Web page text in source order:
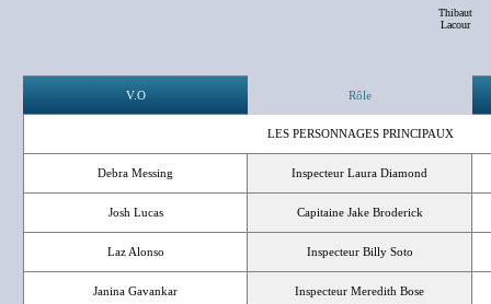
Thibaut
Lacour
V.O Rôle
LES PERSONNAGES PRINCIPAUX
Debra Messing Inspecteur Laura Diamond
Josh Lucas Capitaine Jake Broderick
Laz Alonso Inspecteur Billy Soto
Janina Gavankar Inspecteur Meredith Bose